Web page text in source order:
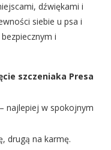
dźwiękami i
siebie u psa i
i
szczeniaka Presa
najlepiej w spokojnym
drugą na karmę.